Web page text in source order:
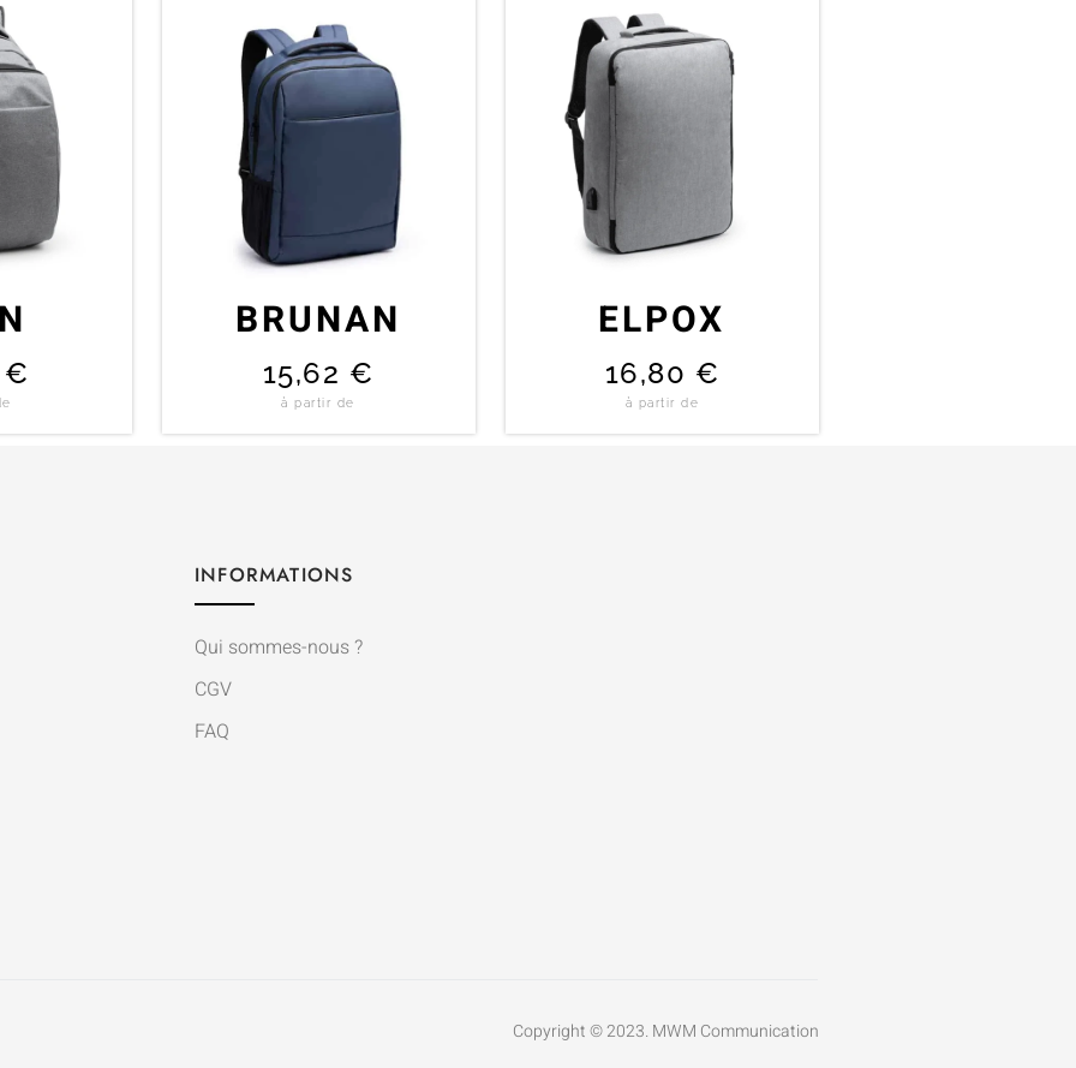
€
BRUNAN
15,62 €
à partir de
ELPOX
16,80 €
à partir de
INFORMATIONS
Qui sommes-nous ?
CGV
FAQ
Copyright © 2023. MWM Communication